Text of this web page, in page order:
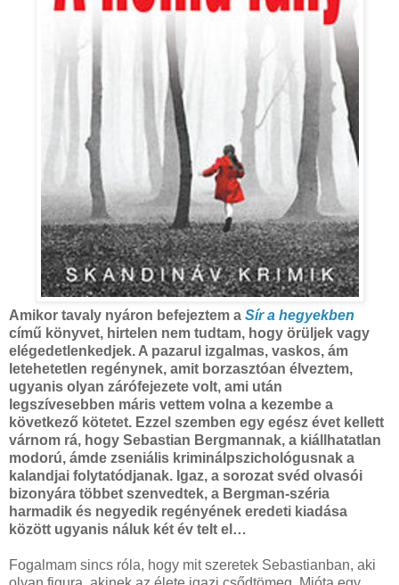
Amikor tavaly nyáron befejeztem a Sír a hegyekben
című könyvet, hirtelen nem tudtam, hogy örüljek vagy
elégedetlenkedjek. A pazarul izgalmas, vaskos, ám
letehetetlen regénynek, amit borzasztóan élveztem,
ugyanis olyan zárófejezete volt, ami után
legszívesebben máris vettem volna a kezembe a
következő kötetet. Ezzel szemben egy egész évet kellett
várnom rá, hogy Sebastian Bergmannak, a kiállhatatlan
modorú, ámde zseniális kriminálpszichológusnak a
kalandjai folytatódjanak. Igaz, a sorozat svéd olvasói
bizonyára többet szenvedtek, a Bergman-széria
harmadik és negyedik regényének eredeti kiadása
között ugyanis náluk két év telt el…
Fogalmam sincs róla, hogy mit szeretek Sebastianban, aki